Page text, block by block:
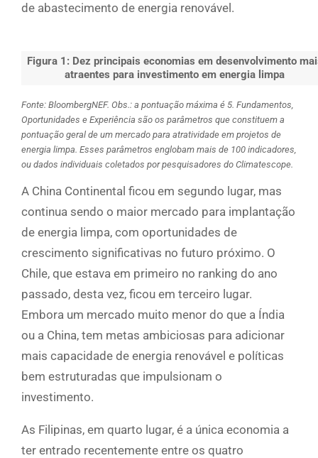
de abastecimento de energia renovável.
Figura 1: Dez principais economias em desenvolvimento
atraentes para investimento em energia limpa
Fonte: BloombergNEF. Obs.: a pontuação máxima é 5. Fundamentos,
Oportunidades e Experiência são os parâmetros que constituem a
pontuação geral de um mercado para atratividade em projetos de
energia limpa. Esses parâmetros englobam mais de 100 indicadores,
ou dados individuais coletados por pesquisadores do Climatescope.
A China Continental ficou em segundo lugar, mas
continua sendo o maior mercado para implantação
de energia limpa, com oportunidades de
crescimento significativas no futuro próximo. O
Chile, que estava em primeiro no ranking do ano
passado, desta vez, ficou em terceiro lugar.
Embora um mercado muito menor do que a Índia
ou a China, tem metas ambiciosas para adicionar
mais capacidade de energia renovável e políticas
bem estruturadas que impulsionam o
investimento.
As Filipinas, em quarto lugar, é a única economia a
ter entrado recentemente entre os quatro